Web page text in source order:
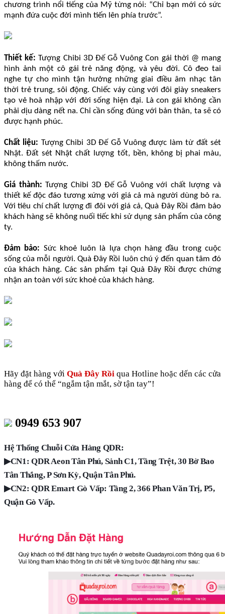
chương trình nổi tiếng của Mỹ từng nói: “Chỉ bạn mới có sức
mạnh đứa cuộc đời mình tiến lên phía trước”.
Thiết kế:Tượng Chibi 3D Đế Gỗ Vuông Con gái thời @ mang
hình ảnh một cô gái trẻ năng động, và yêu đời. Cô đeo tai
nghe tự cho mình tận hưởng những giai điều âm nhạc tân
thời trẻ trung, sôi động. Chiếc váy cùng với đôi giày sneakers
tạo vẻ hoà nhập với đời sống hiện đại. Là con gái không cần
phải dịu dàng nết na. Chỉ cần sống đúng với bản thân, ta sẽ có
được hạnh phúc.
Chất liệu: Tượng Chibi 3D Đế Gỗ Vuông được làm từ đất sét
Nhật. Đất sét Nhật chất lượng tốt, bền, không bị phai màu,
không thấm nước.
Giá thành:Tượng Chibi 3D Đế Gỗ Vuông với chất lượng và
thiết kế độc đáo tương xứng với giá cả mà người dùng bỏ ra.
Với tiêu chí chất lượng đi đôi với giá cả, Quà Đây Rồi đảm bảo
khách hàng sẽ không nuối tiếc khi sử dụng sản phẩm của công
ty.
Đảm bảo: Sức khoẻ luôn là lựa chọn hàng đầu trong cuộc
sống của mỗi người. Quà Đây Rồi luôn chú ý đến quan tâm đó
của khách hàng. Các sản phẩm tại Quà Đây Rồi được chứng
nhận an toàn với sức khoẻ của khách hàng.
Hãy đặt hàng với Quà Đây Rồi qua Hotline hoặc dến các cửa
hàng để có thể “ngắm tận mắt, sờ tận tay”!
0949 653 907
Hệ Thống Chuỗi Cửa Hàng QDR:
▶CN1: QDR Aeon Tân Phú, Sảnh C1, Tầng Trệt, 30 Bờ Bao
Tân Thắng, P Sơn Kỳ, Quận Tân Phú.
▶CN2: QDR Emart Gò Vấp: Tầng 2, 366 Phan Văn Trị, P5,
Quận Gò Vấp.